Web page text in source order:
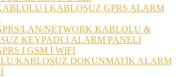
I KABLOSUZ GPRS ALARM
LAN/NETWORK KABLOLU &
KEYPADLİ ALARM PANELİ
I GSM I WIFI
KABLOSUZ DOKUNMATİK ALARM